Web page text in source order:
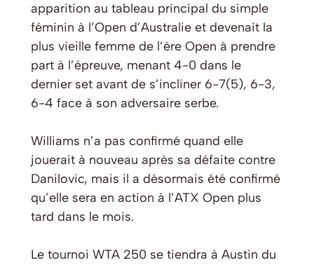
apparition au tableau principal du simple
féminin à l’Open d’Australie et devenait la
plus vieille femme de l’ère Open à prendre
part à l’épreuve, menant 4-0 dans le
dernier set avant de s’incliner 6-7(5), 6-3,
6-4 face à son adversaire serbe.
Williams n’a pas confirmé quand elle
jouerait à nouveau après sa défaite contre
Danilovic, mais il a désormais été confirmé
qu’elle sera en action à l’ATX Open plus
tard dans le mois.
Le tournoi WTA 250 se tiendra à Austin du